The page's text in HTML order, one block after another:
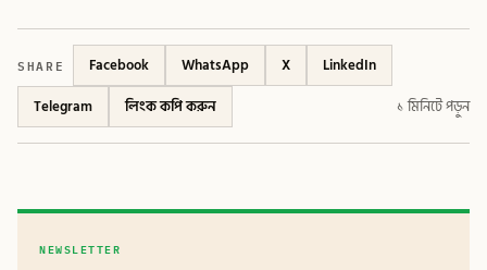
SHARE Facebook WhatsApp X
LinkedIn
Telegram
লিংক কপি করুন ১ মিনিটে পড়ুন
NEWSLETTER